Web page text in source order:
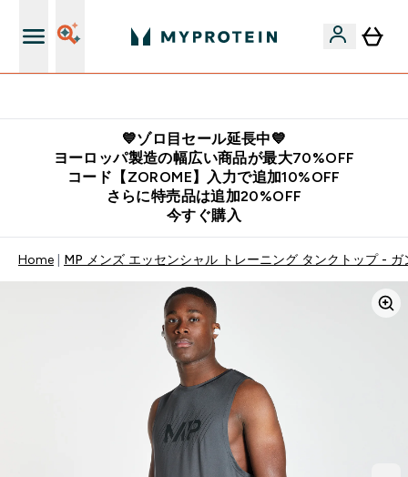
💙ゾロ目セール延長中💙
ヨーロッパ製造の幅広い商品が最大70%OFF
コード【ZOROME】入力で追加10%OFF
さらに特売品は追加20%OFF
今すぐ購入
Home MP メンズ エッセンシャル トレーニング タンクトップ - ガ